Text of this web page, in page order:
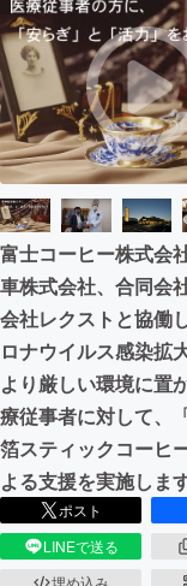
アート
テクノ
映像・
ビジネ
まちづ
CAMPFIRE
CAMPFIRE
富士コーヒー株式会
車株式会社、合同会
会社レクストと協働
ロナウイルス感染拡
より厳しい環境に置
療従事者に対して、
箔スティックコーヒ
よる支援を実施します
ポスト
LINEで送る
埋め込み